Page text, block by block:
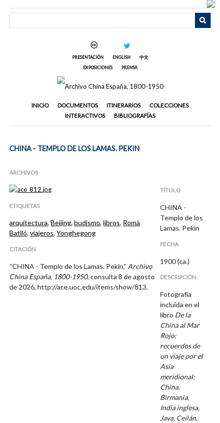
PRESENTACIÓN ENGLISH
中文
EXPOSICIONES
PRENSA
INICIO DOCUMENTOS ITINERARIOS
COLECCIONES
INTERACTIVOS
BIBLIOGRAFÍAS
CHINA - TEMPLO DE LOS LAMAS. PEKIN
ARCHIVOS
ETIQUETAS
arquitectura,Beijing,budismo,libros, Romà
Batlló,viajeros,Yonghegong
CITACIÓN
“CHINA - Templo de los Lamas. Pekin,” Archivo
China España, 1800-1950, consulta 8 de agosto
de 2026,http://ace.uoc.edu/items/show/813.
TÍTULO
CHINA -
Templo de los
Lamas. Pekin
FECHA
1900 (ca.)
DESCRIPCIÓN
Fotografía
incluida en el
libro De la
China al Mar
Rojo:
recuerdos de
un viaje por el
Asia
meridional:
China,
Birmania,
India inglesa,
Java, Ceilán,